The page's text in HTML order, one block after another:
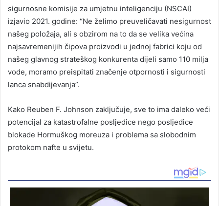
sigurnosne komisije za umjetnu inteligenciju (NSCAI)
izjavio 2021. godine: “Ne želimo preuveličavati nesigurnost
našeg položaja, ali s obzirom na to da se velika većina
najsavremenijih čipova proizvodi u jednoj fabrici koju od
našeg glavnog strateškog konkurenta dijeli samo 110 milja
vode, moramo preispitati značenje otpornosti i sigurnosti
lanca snabdijevanja”.
Kako Reuben F. Johnson zaključuje, sve to ima daleko veći
potencijal za katastrofalne posljedice nego posljedice
blokade Hormuškog moreuza i problema sa slobodnim
protokom nafte u svijetu.